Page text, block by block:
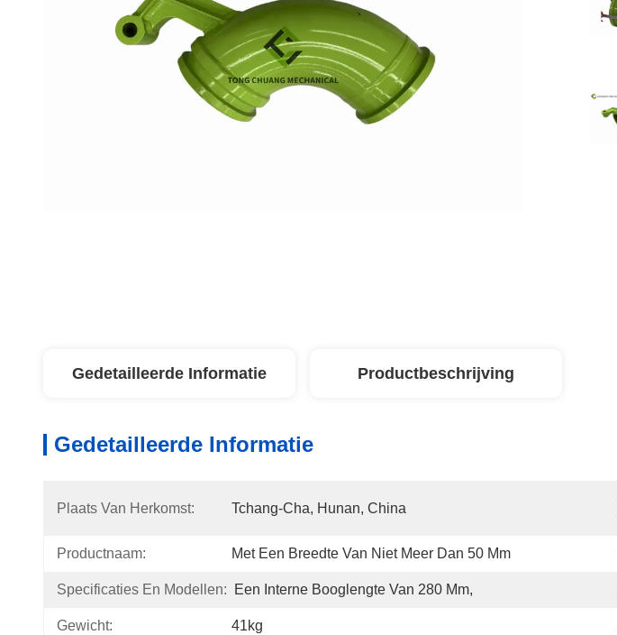
Gedetailleerde Informatie Productbeschrijving
Gedetailleerde Informatie
Plaats Van Herkomst: Tchang-Cha, Hunan, China
Productnaam: Met Een Breedte Van Niet Meer Dan 50 Mm
Specificaties En Modellen: Een Interne Booglengte Van 280 Mm,
Gewicht: 41kg